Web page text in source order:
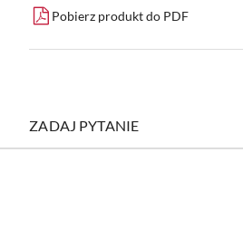
Pobierz produkt do PDF
ZADAJ PYTANIE